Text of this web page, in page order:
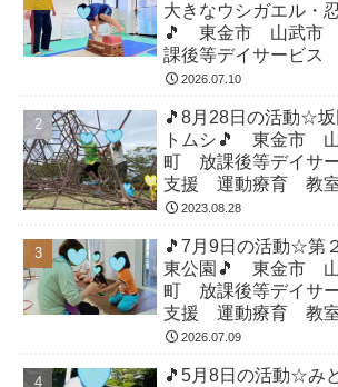
大きなウシガエル・
🎵 東金市 山武市
課後等デイサービ
運動療育 教室見学
2026.07.10
🎵8月28日の活動☆
トムシ🎵 東金市
町 放課後等デイサ
支援 運動療育 教
2023.08.28
🎵7月9日の活動☆第
東公園🎵 東金市
町 放課後等デイサ
支援 運動療育 教
2026.07.09
🎵5月8日の活動☆み